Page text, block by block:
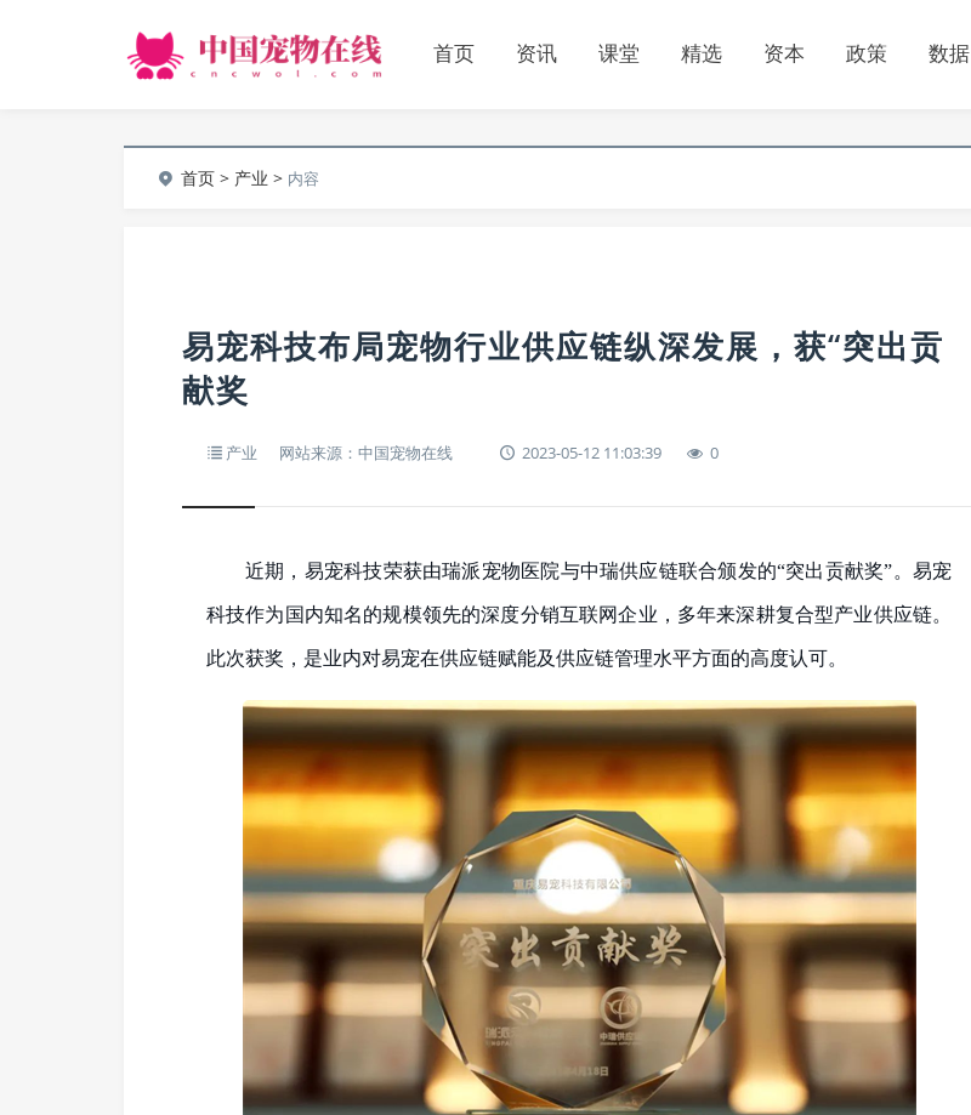
首页 资讯 课堂 精选 资本 政策 数据
首页 > 产业 > 内容
易宠科技布局宠物行业供应链纵深发展，获“突出贡
献奖
产业 网站来源：中国宠物在线 2023-05-12 11:03:39 0
近期，易宠科技荣获由瑞派宠物医院与中瑞供应链联合颁发的“突出贡献奖”。易宠
科技作为国内知名的规模领先的深度分销互联网企业，多年来深耕复合型产业供应链。
此次获奖，是业内对易宠在供应链赋能及供应链管理水平方面的高度认可。